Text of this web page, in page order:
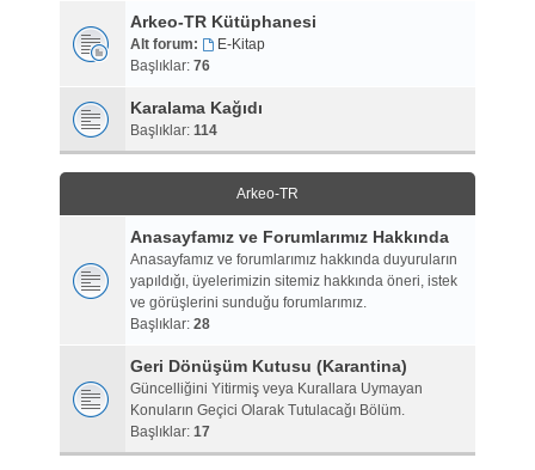
Arkeo-TR Kütüphanesi
Alt forum:
E-Kitap
Başlıklar: 76
Karalama Kağıdı
Başlıklar: 114
Arkeo-TR
Anasayfamız ve Forumlarımız Hakkında
Anasayfamız ve forumlarımız hakkında duyuruların
yapıldığı, üyelerimizin sitemiz hakkında öneri, istek
ve görüşlerini sunduğu forumlarımız.
Başlıklar: 28
Geri Dönüşüm Kutusu (Karantina)
Güncelliğini Yitirmiş veya Kurallara Uymayan
Konuların Geçici Olarak Tutulacağı Bölüm.
Başlıklar: 17